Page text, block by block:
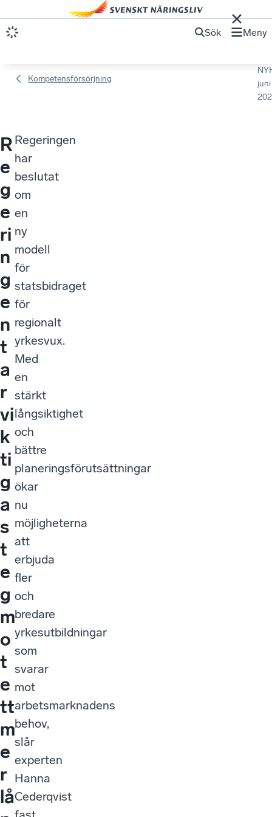
Sök Meny
Kompetensförsörjning
juni
R
e
g
e
ri
n
g
e
n
t
a
r
vi
k
ti
g
a
s
t
e
g
m
o
t
e
tt
m
e
r
lå
Regeringen
har
beslutat
om
en
ny
modell
för
statsbidraget
för
regionalt
yrkesvux.
Med
en
stärkt
långsiktighet
och
bättre
planeringsförutsättningar
ökar
nu
möjligheterna
att
erbjuda
fler
och
bredare
yrkesutbildningar
som
svarar
mot
arbetsmarknadens
behov,
slår
experten
Hanna
Cederqvist